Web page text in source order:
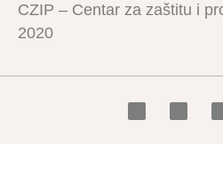
CZIP – Centar za zaštitu i
2020